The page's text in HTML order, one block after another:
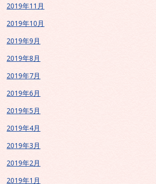
2019年11月
2019年10月
2019年9月
2019年8月
2019年7月
2019年6月
2019年5月
2019年4月
2019年3月
2019年2月
2019年1月